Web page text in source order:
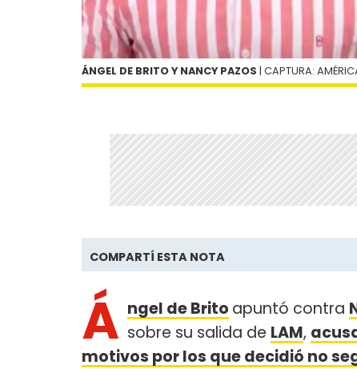
ÁNGEL DE BRITO Y NANCY PAZOS | CAPTURA:
COMPARTÍ ESTA NOTA
Á ngel de Brito apuntó contra
sobre su salida de LAM,
motivos por los que decidió no